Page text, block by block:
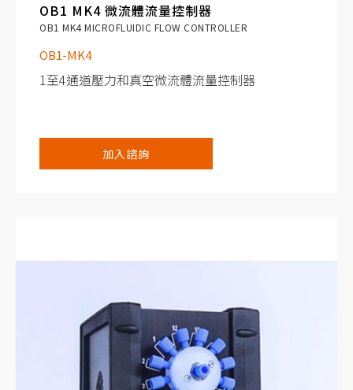
OB1 MK4 微流體流量控制器
OB1 MK4 MICROFLUIDIC FLOW CONTROLLER
OB1-MK4
1至4通道壓力和真空微流體流量控制器
壓力和真空控制
通過控制施加給流體的壓力精確地控制流體的流
壓電調控
自定義
可選擇一至四條通道， 每條通道有五種壓力範圍
加入諮詢